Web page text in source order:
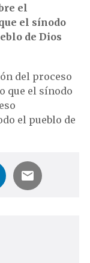
el
el sínodo
de Dios
del proceso
que el sínodo
el pueblo de